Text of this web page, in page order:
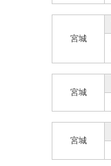
宮城
宮城
宮城